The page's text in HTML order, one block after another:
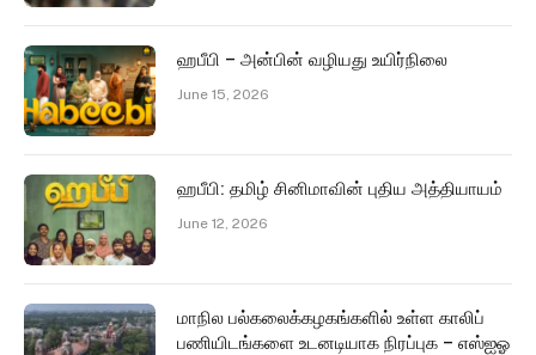
ஹபீபி – அன்பின் வழியது உயிர்நிலை
June 15, 2026
ஹபீபி: தமிழ் சினிமாவின் புதிய அத்தியாயம்
June 12, 2026
மாநில பல்கலைக்கழகங்களில் உள்ள காலிப்
பணியிடங்களை உடனடியாக நிரப்புக – எஸ்ஐஓ